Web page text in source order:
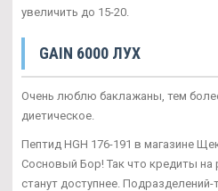
увеличить до 15-20.
GAIN 6000 ЛУХ
Очень люблю баклажаны, тем
диетическое.
Пептид HGH 176-191 в магазине
Сосновый Бор! Так что кредиты на
станут доступнее. Подразделений-